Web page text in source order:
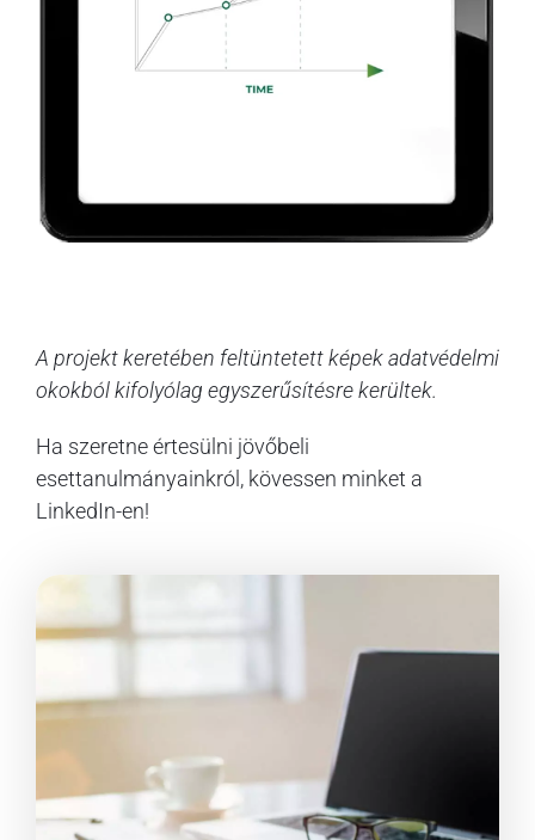
A projekt keretében feltüntetett képek adatvédelmi
okokból kifolyólag egyszerűsítésre kerültek.
Ha szeretne értesülni jövőbeli
esettanulmányainkról, kövessen minket a
LinkedIn-en!